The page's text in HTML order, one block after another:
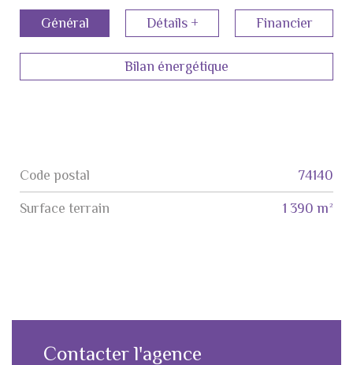
Général Détails + Financier
Bilan énergétique
Label
Code postal 74140
surface terrain 1 390 m²
Contacter l'agence